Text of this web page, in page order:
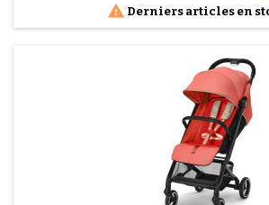
 Derniers articles en